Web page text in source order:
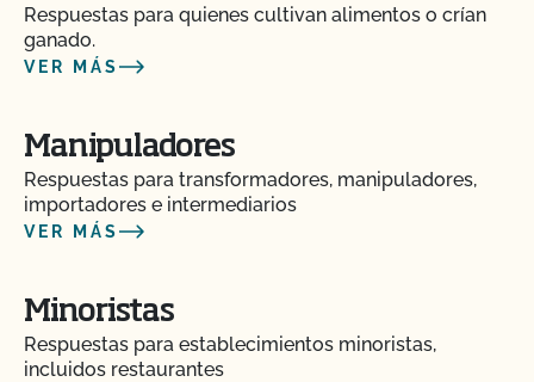
Respuestas para quienes cultivan alimentos o crían
ganado.
VER MÁS
Manipuladores
Respuestas para transformadores, manipuladores,
importadores e intermediarios
VER MÁS
Minoristas
Respuestas para establecimientos minoristas,
incluidos restaurantes
¿Cuántos días de pasto necesitan los rumiantes
orgánicos?
Soy exportador, ¿cómo solicito un certificado NOP
de importación?
Si tengo la certificación CCOF Transitoria, ¿tendré
Si me afilio al CCOF como productor transitorio
certificado, ¿obtengo los mismos beneficios que
otros miembros del CCOF?